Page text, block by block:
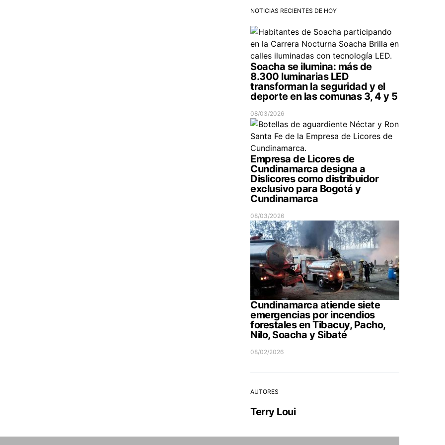
NOTICIAS RECIENTES DE HOY
Soacha se ilumina: más de
8.300 luminarias LED
transforman la seguridad y el
deporte en las comunas 3, 4 y 5
08/03/2026
Empresa de Licores de
Cundinamarca designa a
Dislicores como distribuidor
exclusivo para Bogotá y
Cundinamarca
08/03/2026
Cundinamarca atiende siete
emergencias por incendios
forestales en Tibacuy, Pacho,
Nilo, Soacha y Sibaté
08/02/2026
AUTORES
Terry Loui